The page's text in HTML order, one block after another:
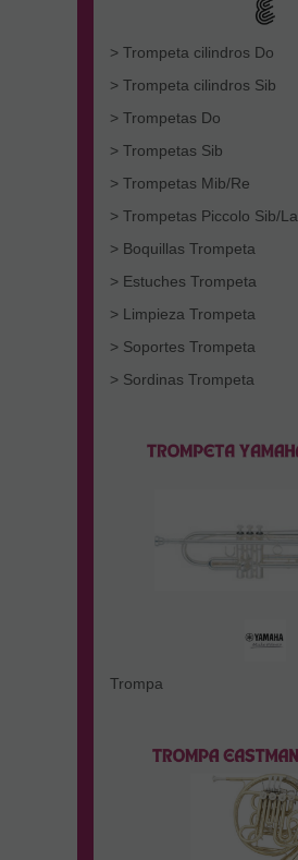
> Trompeta cilindros Do
> Trompeta cilindros Sib
> Trompetas Do
> Trompetas Sib
> Trompetas Mib/Re
> Trompetas Piccolo Sib/La
> Boquillas Trompeta
> Estuches Trompeta
> Limpieza Trompeta
> Soportes Trompeta
> Sordinas Trompeta
Trompa